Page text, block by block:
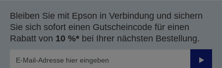
Bleiben Sie mit Epson in Verbindung und sichern
Sie sich sofort einen Gutscheincode für einen
Rabatt von 10 %* bei Ihrer nächsten Bestellung.